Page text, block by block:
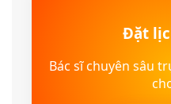
Đặt
Bác sĩ chuyên sâu